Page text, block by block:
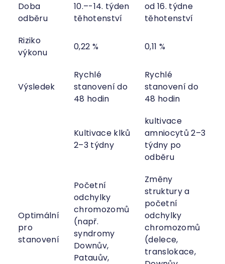
Doba
odběru
10.–-14. týden
těhotenství
od 16. týdne
těhotenství
Riziko
výkonu
0,22 % 0,11 %
Výsledek
Rychlé
stanovení do
48 hodin
Rychlé
stanovení do
48 hodin
Kultivace klků
2–3 týdny
kultivace
amniocytů 2–3
týdny po
odběru
Optimální
pro
stanovení
Početní
odchylky
chromozomů
(např.
syndromy
Downův,
Patauův,
Změny
struktury a
početní
odchylky
chromozomů
(delece,
translokace,